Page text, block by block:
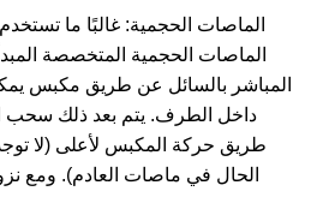
الماصات الحجمية: غالبًا ما
الماصات الحجمية المتخصصة
المباشر بالسائل عن طريق مكبس
داخل الطرف. يتم بعد ذلك سحب
طريق حركة المكبس لأعلى (لا
الحال في ماصات العادم). ومع